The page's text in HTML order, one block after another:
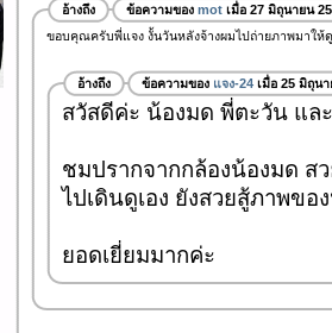
อ้างถึง ข้อความของ motเมื่อ 27 มิถุนายน
ขอบคุณครับพี่แจง งั้นวันหลังจ้างผมไปถ่ายภาพมาให้
อ้างถึง ข้อความของ แจง-24เมื่อ 25 มิถุนา
สวัสดีค่ะ น้องมด พี่ตะวัน แล
ชมปรากจากกล้องน้องมด ส
ไปเดินดูเอง ยังสวยสู้ภาพขอ
ยอดเยี่ยมมากค่ะ